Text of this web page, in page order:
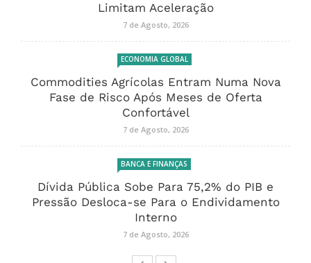
Limitam Aceleração
7 de Agosto, 2026
ECONOMIA GLOBAL
Commodities Agrícolas Entram Numa Nova
Fase de Risco Após Meses de Oferta
Confortável
7 de Agosto, 2026
BANCA E FINANÇAS
Dívida Pública Sobe Para 75,2% do PIB e
Pressão Desloca-se Para o Endividamento
Interno
7 de Agosto, 2026